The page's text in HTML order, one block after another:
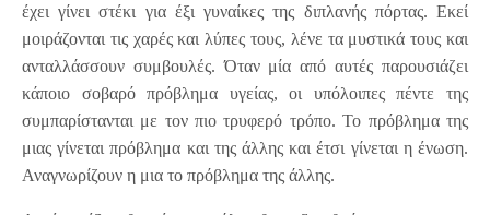
έχει γίνει στέκι για έξι γυναίκες της διπλανής πόρτας. Εκεί
μοιράζονται τις χαρές και λύπες τους, λένε τα μυστικά τους και
ανταλλάσσουν συμβουλές. Όταν μία από αυτές παρουσιάζει
κάποιο σοβαρό πρόβλημα υγείας, οι υπόλοιπες πέντε της
συμπαρίστανται με τον πιο τρυφερό τρόπο. Το πρόβλημα της
μιας γίνεται πρόβλημα και της άλλης και έτσι γίνεται η ένωση.
Αναγνωρίζουν η μια το πρόβλημα της άλλης.